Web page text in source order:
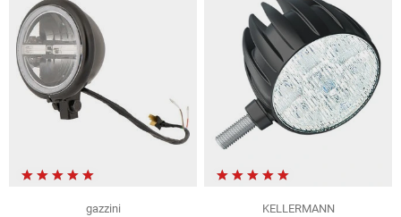
gazzini
KELLERMANN